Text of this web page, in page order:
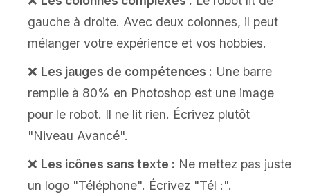
gauche à droite. Avec deux colonnes, il peut
mélanger votre expérience et vos hobbies.
❌ Les jauges de compétences : Une barre
remplie à 80% en Photoshop est une image
pour le robot. Il ne lit rien. Écrivez plutôt
"Niveau Avancé".
❌ Les icônes sans texte : Ne mettez pas juste
un logo "Téléphone". Écrivez "Tél :".